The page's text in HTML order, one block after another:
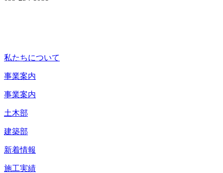
私たちについて
事業案内
事業案内
土木部
建築部
新着情報
施工実績